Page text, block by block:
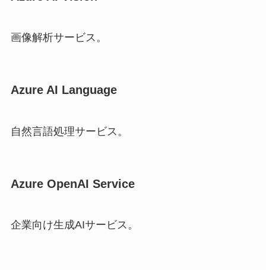
画像解析サービス。
Azure AI Language
自然言語処理サービス。
Azure OpenAI Service
企業向け生成AIサービス。